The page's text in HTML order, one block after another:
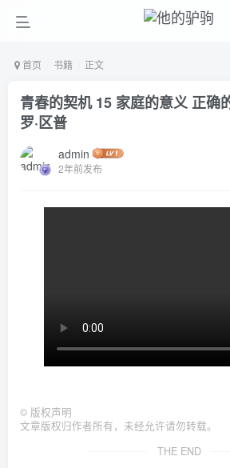
首页 书籍 正文
青春的契机 15 家庭的意义 正确
罗·区普
admin
2年前发布
© 版权声明
文章版权归作者所有，未经允许请勿转载。
THE END